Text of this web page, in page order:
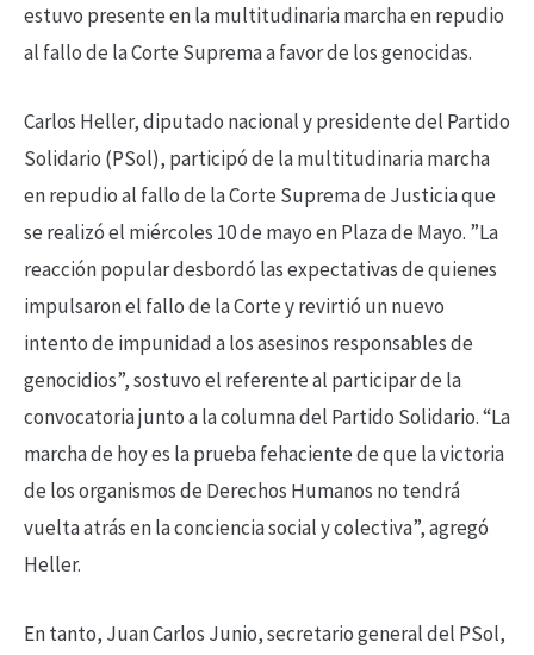
estuvo presente en la multitudinaria marcha en repudio
al fallo de la Corte Suprema a favor de los genocidas.
Carlos Heller, diputado nacional y presidente del Partido
Solidario (PSol), participó de la multitudinaria marcha
en repudio al fallo de la Corte Suprema de Justicia que
se realizó el miércoles 10 de mayo en Plaza de Mayo. ”La
reacción popular desbordó las expectativas de quienes
impulsaron el fallo de la Corte y revirtió un nuevo
intento de impunidad a los asesinos responsables de
genocidios”, sostuvo el referente al participar de la
convocatoria junto a la columna del Partido Solidario. “La
marcha de hoy es la prueba fehaciente de que la victoria
de los organismos de Derechos Humanos no tendrá
vuelta atrás en la conciencia social y colectiva”, agregó
Heller.
En tanto, Juan Carlos Junio, secretario general del PSol,